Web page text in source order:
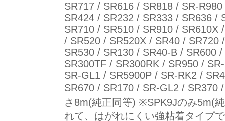
SR717 / SR616 / SR818 / SR-
SR424 / SR232 / SR333 / SR636 /
SR710 / SR510 / SR910 / SR610X
/ SR520 / SR520X / SR40 / SR720
SR530 / SR130 / SR40-B / SR600
SR300TF / SR300RK / SR950 /
SR-GL1 / SR5900P / SR-RK2 /
SR670 / SR170 / SR-GL2 / SR370
さ8m(純正同等) ※SPK9Jのみ5m(
れて、はがれにくい強粘着タイプ